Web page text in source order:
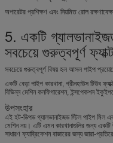
অপারেটর প্রশিক্ষণ এবং নিয়মিত রোল
5. একটি
সবচেয়ে গুরুত্বপূর্ণ
সবচেয়ে গুরুত্বপূর্ণ বিষয় হল আসল পাইপ
একটি বেড়া পাইপ কারখানা, গ্রীনহাউস টিউব
বিভিন্ন মেশিন কনফিগারেশন, ইন্সপেকশন
উপসংহার
এই হট-ডিপড গ্যালভানাইজড স্টিল পাইপ মিল
মেশিন নয়। এটি এমন কারখানাগুলির জন্য একটি
সাধারণ ফ্যাব্রিকেশন বাজারের জন্য জারা-